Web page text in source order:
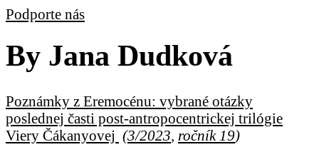
Podporte nás
By Jana Dudková
Poznámky z Eremocénu: vybrané otázky
poslednej časti post-antropocentrickej trilógie
Viery Čákanyovej (3/2023 ročník 19)